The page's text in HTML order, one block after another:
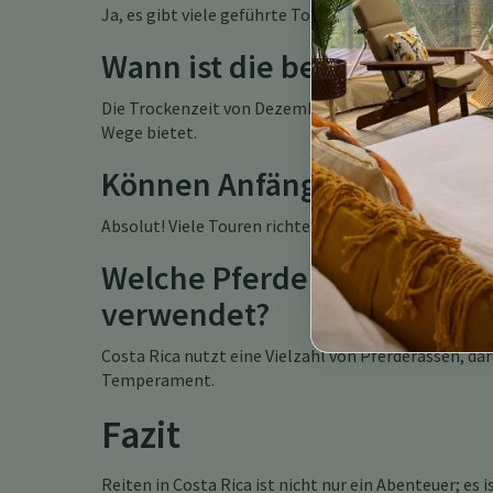
Ja, es gibt viele geführte Touren für alle
Wann ist die beste
Die Trockenzeit von Dezember bis April ist in der
Wege bietet.
Können Anfänger in Costa
Absolut! Viele Touren richten sich an Anfänger
Welche Pferderassen
verwendet?
Costa Rica nutzt eine Vielzahl von Pferderassen,
Temperament.
Fazit
Reiten in Costa Rica ist nicht nur ein Abenteuer; es